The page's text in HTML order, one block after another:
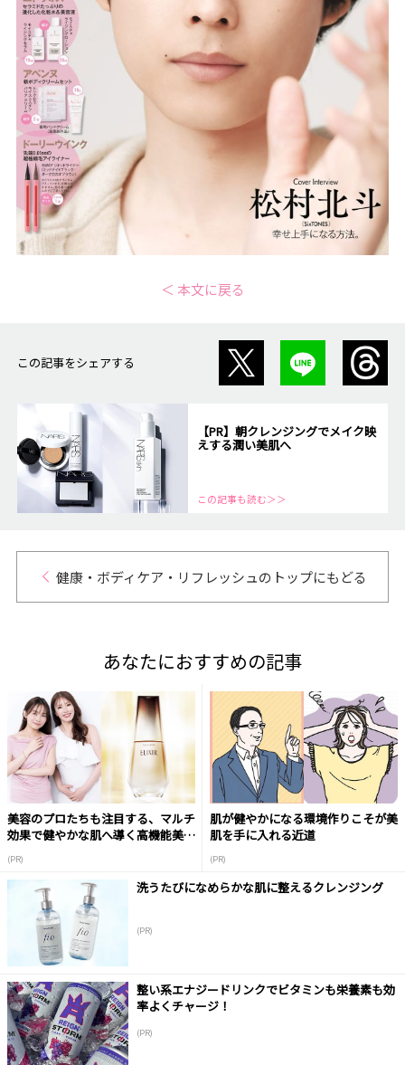
＜ 本文に戻る
この記事をシェアする
【PR】朝クレンジングでメイク映
えする潤い美肌へ
この記事も読む＞＞
健康・ボディケア・リフレッシュのトップにもどる
あなたにおすすめの記事
美容のプロたちも注目する、マルチ
効果で健やかな肌へ導く高機能美容
(PR)
肌が健やかになる環境作りこそが美
肌を手に入れる近道
(PR)
洗うたびになめらかな肌に整えるクレンジング
(PR)
整い系エナジードリンクでビタミンも栄養素も効
率よくチャージ！
(PR)